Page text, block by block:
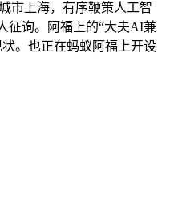
市上海，有序鞭策人工智
征询。阿福上的“大夫AI兼
。也正在蚂蚁阿福上开设